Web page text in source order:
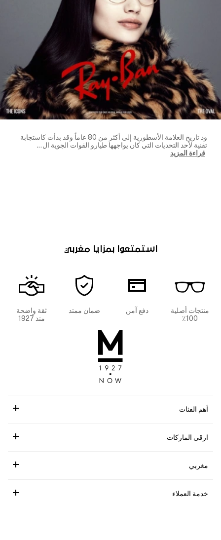
ود تاريخ العلامة الأسطورية إلى أكثر من 80 عاماً وقد بدأت كاستجابة
تقنية لأحد التحديات التي كان يواجهها طيارو القوات الجوية ال...
قراءة المزيد
استمتعوا بمزايا مغربي
منتجات أصلية
100٪
دفع آمن ضمان ممتد
ثقة واضحة
منذ 1927
أهم الفئات
ارقى الماركات
مغربي
خدمة العملاء